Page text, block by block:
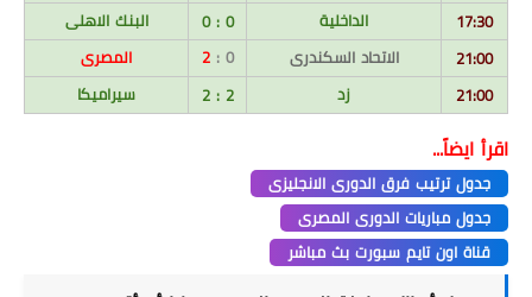
17:30
الداخلية 0 : 0
البنك الاهلى
21:00
الاتحاد السكندرى 0 :
2
المصرى
21:00
زد 2 : 2 سيراميكا
اقرأ ايضاً...
جدول ترتيب فرق الدورى الانجليزى
جدول مباريات الدورى المصرى
قناة اون تايم سبورت بث مباشر